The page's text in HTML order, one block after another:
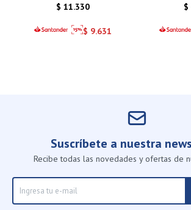
$ 11.330
$ 9.631
$
Suscríbete a nuestra
Recibe todas las novedades y ofertas de